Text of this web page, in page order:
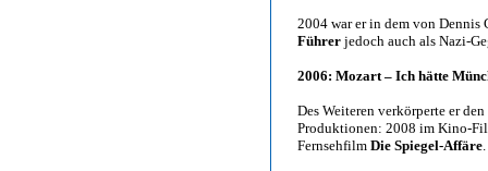
2004 war er in dem von
Führer jedoch auch als Nazi-
2006: Mozart – Ich hätte
Des Weiteren verkörperte er
Produktionen: 2008 im Kino-
Fernsehfilm Die Spiegel-Affäre.